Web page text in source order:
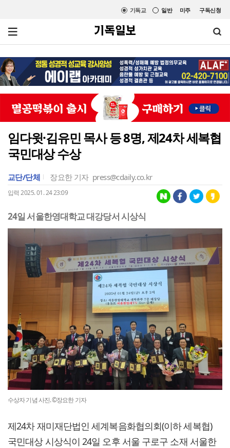
미주 구독신청
일반
기독교
임다윗·김유민 목사 등 8명, 제24차 세복협
국민대상 수상
교단/단체 장요한 기자 press@cdaily.co.kr
입력 2025. 01. 24 23:09
24일 서울한영대학교 대강당서 시상식
수상자 기념 사진. ©장요한 기자
제24차 재미재단법인 세계복음화협의회(이하 세복협)
국민대상 시상식이 24일 오후 서울 구로구 소재 서울한